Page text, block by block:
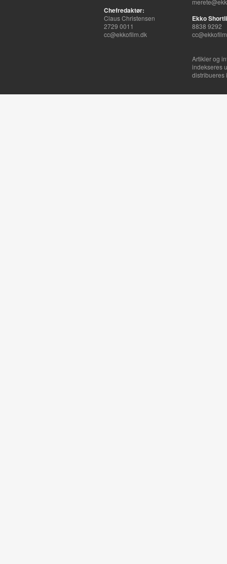
Chefredaktør:
Claus Christensen
2729 0011
cc@ekkofilm.dk
Ekko
8838 9292
Artikler og
indekseres
distribueres